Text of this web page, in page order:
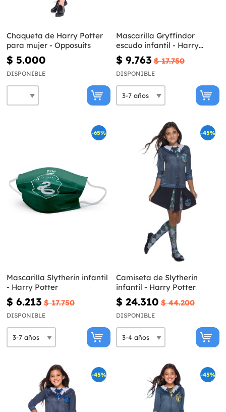
Chaqueta de Harry Potter
para mujer - Opposuits
$ 5.000
DISPONIBLE
Mascarilla Gryffindor
escudo infantil - Harry
Potter
$ 9.763 $ 17.750
DISPONIBLE
-65%
Mascarilla Slytherin infantil
- Harry Potter
$ 6.213 $ 17.750
DISPONIBLE
-45%
Camiseta de Slytherin
infantil - Harry Potter
$ 24.310 $ 44.200
DISPONIBLE
-45% -45%